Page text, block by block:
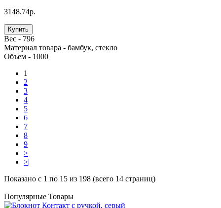
3148.74р.
Купить
Вес - 796
Материал товара - бамбук, стекло
Объем - 1000
1
2
3
4
5
6
7
8
9
>
>|
Показано с 1 по 15 из 198 (всего 14 страниц)
Популярные Товары